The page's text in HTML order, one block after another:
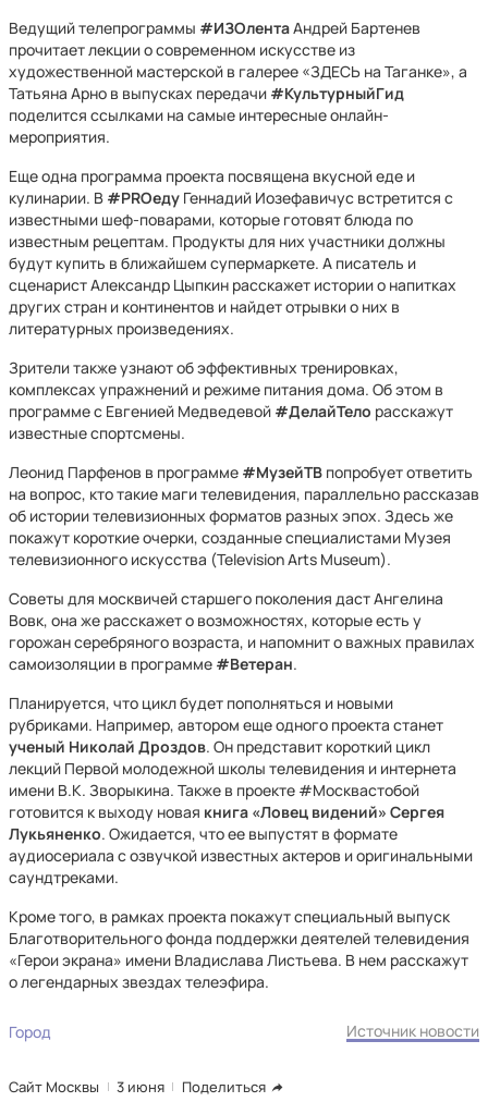
Ведущий телепрограммы #ИЗОлентаАндрей Бартенев
прочитает лекции о современном искусстве из
художественной мастерской в галерее «ЗДЕСЬ на Таганке», а
Татьяна Арно в выпусках передачи #КультурныйГид
поделится ссылками на самые интересные онлайн-
мероприятия.
Еще одна программа проекта посвящена вкусной еде и
кулинарии. В #PRОеду Геннадий Иозефавичус встретится с
известными шеф-поварами, которые готовят блюда по
известным рецептам. Продукты для них участники должны
будут купить в ближайшем супермаркете. А писатель и
сценарист Александр Цыпкин расскажет истории о напитках
других стран и континентов и найдет отрывки о них в
литературных произведениях.
Зрители также узнают об эффективных тренировках,
комплексах упражнений и режиме питания дома. Об этом в
программе с Евгенией Медведевой #ДелайТело расскажут
известные спортсмены.
Леонид Парфенов в программе #МузейТВ попробует ответить
на вопрос, кто такие маги телевидения, параллельно рассказав
об истории телевизионных форматов разных эпох. Здесь же
покажут короткие очерки, созданные специалистами Музея
телевизионного искусства (Television Arts Museum).
Советы для москвичей старшего поколения даст Ангелина
Вовк, она же расскажет о возможностях, которые есть у
горожан серебряного возраста, и напомнит о важных правилах
самоизоляции в программе #Ветеран.
Планируется, что цикл будет пополняться и новыми
рубриками. Например, автором еще одного проекта станет
ученый Николай Дроздов. Он представит короткий цикл
лекций Первой молодежной школы телевидения и интернета
имени В.К. Зворыкина. Также в проекте #Москвастобой
готовится к выходу новая книга «Ловец видений» Сергея
Лукьяненко. Ожидается, что ее выпустят в формате
аудиосериала с озвучкой известных актеров и оригинальными
саундтреками.
Кроме того, в рамках проекта покажут специальный выпуск
Благотворительного фонда поддержки деятелей телевидения
«Герои экрана» имени Владислава Листьева. В нем расскажут
о легендарных звездах телеэфира.
Город Источник новости
Сайт Москвы 3 июня Поделиться